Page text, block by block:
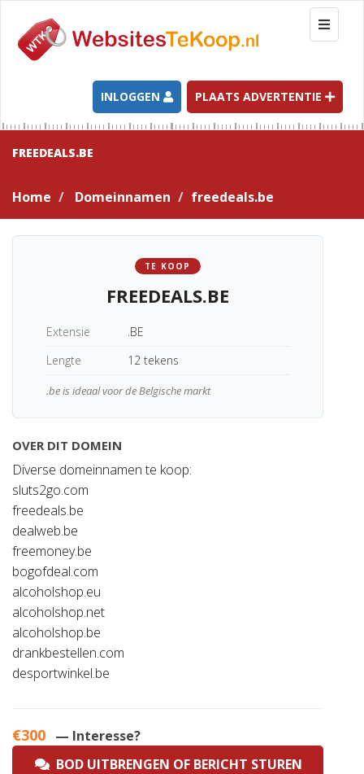
T
o
g
l
e
n
a
t
INLOGGEN PLAATS ADVERTENTIE
FREEDEALS.BE
Home Domeinnamen freedeals.be
TE KOOP
FREEDEALS.BE
Extensie
.BE
Lengte
12 tekens
.be is ideaal voor de Belgische markt
OVER DIT DOMEIN
Diverse domeinnamen te koop:
sluts2go.com
freedeals.be
dealweb.be
freemoney.be
bogofdeal.com
alcoholshop.eu
alcoholshop.net
alcoholshop.be
drankbestellen.com
desportwinkel.be
€300 — Interesse?
BOD UITBRENGEN OF BERICHT STUREN